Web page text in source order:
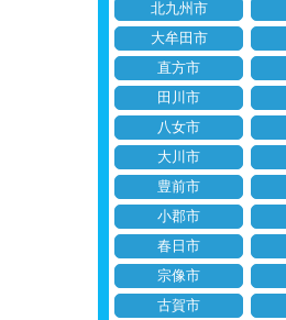
北九州市
大牟田市
直方市
田川市
八女市
大川市
豊前市
小郡市
春日市
宗像市
古賀市